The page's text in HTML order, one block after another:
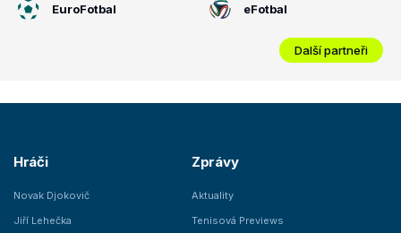
EuroFotbal eFotbal
Další partneři
Hráči
Novak Djokovič
Jiří Lehečka
Zprávy
Aktuality
Tenisová Previews